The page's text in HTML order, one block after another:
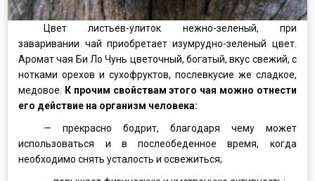
Цвет листьев-улиток нежно-зеленый, при
заваривании чай приобретает изумрудно-зеленый цвет.
Аромат чая Би Ло Чунь цветочный, богатый, вкус свежий, с
нотками орехов и сухофруктов, послевкусие же сладкое,
медовое.
К прочим свойствам этого чая можно отнести
его действие на организм человека:
— прекрасно бодрит, благодаря чему может
использоваться и в послеобеденное время, когда
необходимо снять усталость и освежиться;